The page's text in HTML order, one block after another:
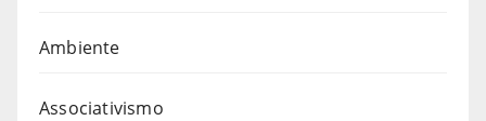
Ambiente
Associativismo